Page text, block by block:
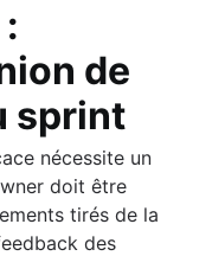
de
sprint
nécessite un
doit être
tirés de la
des